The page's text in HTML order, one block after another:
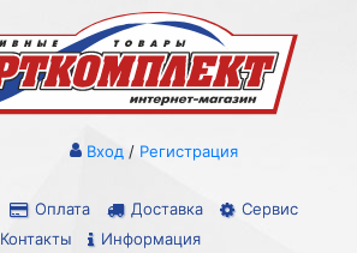
Оплата Доставка
Сервис
Контакты
Информация
Вход / Регистрация